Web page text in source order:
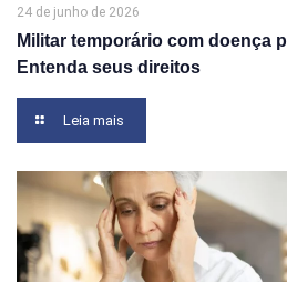
24 de junho de 2026
Militar temporário com doença
Entenda seus direitos
Leia mais